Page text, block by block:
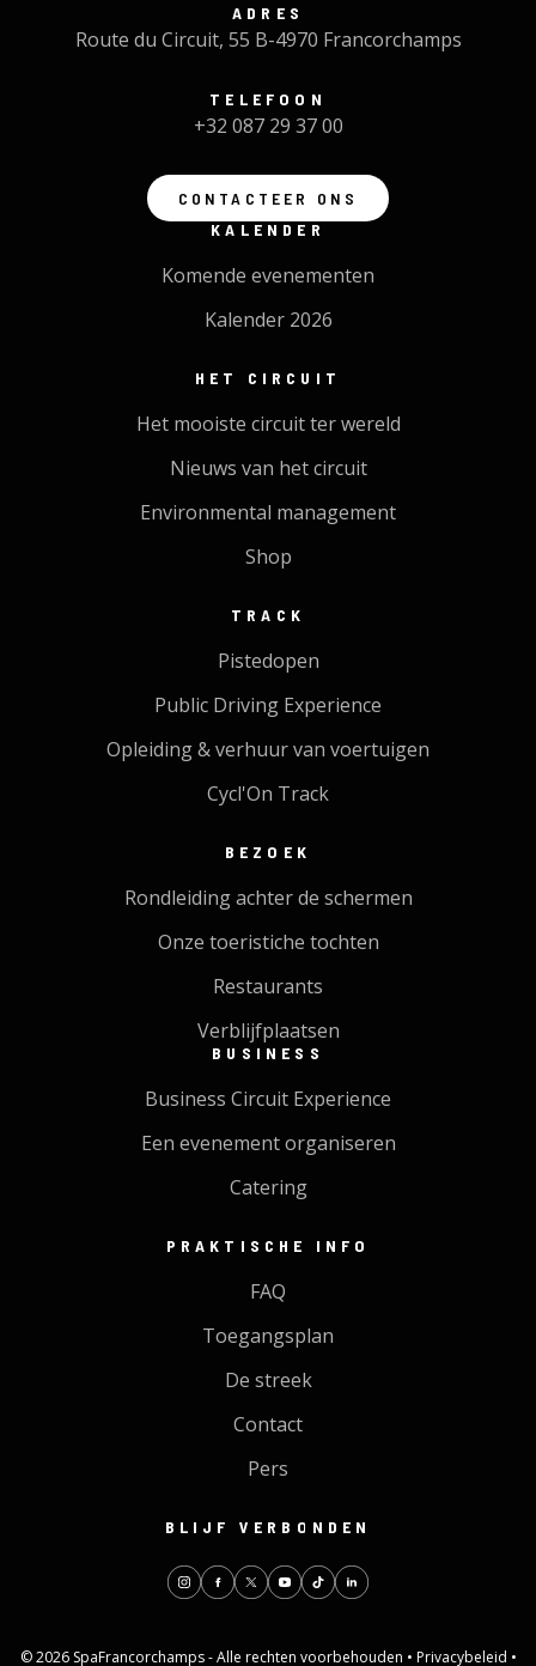
ADRES
Route du Circuit, 55 B-4970 Francorchamps
TELEFOON
+32 087 29 37 00
CONTACTEER ONS
KALENDER
Komende evenementen
Kalender 2026
HET CIRCUIT
Het mooiste circuit ter wereld
Nieuws van het circuit
Environmental management
Shop
TRACK
Pistedopen
Public Driving Experience
Opleiding & verhuur van voertuigen
Cycl'On Track
BEZOEK
Rondleiding achter de schermen
Onze toeristiche tochten
Restaurants
Verblijfplaatsen
BUSINESS
Business Circuit Experience
Een evenement organiseren
Catering
PRAKTISCHE INFO
FAQ
Toegangsplan
De streek
Contact
Pers
BLIJF VERBONDEN
© 2026 SpaFrancorchamps - Alle rechten voorbehouden • Privacybeleid •